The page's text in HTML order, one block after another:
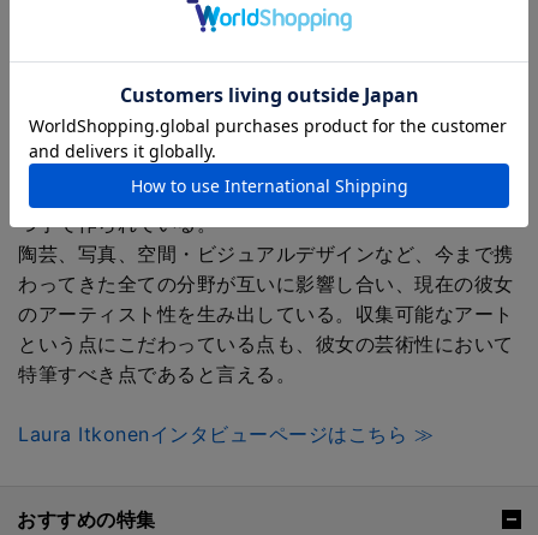
ヘルシンキを拠点に活動するアーティスト・デザイナ
などが充実していた環境で育つ。
彼女の彫刻的、そして建築的なアプローチでもある作品
は、アートとデザインの狭間を行き来しながら、細部ま
で慎重にデザインされ、ヘルシンキのスタジオで一つづ
つ手で作られている。
陶芸、写真、空間・ビジュアルデザインなど、今まで携
わってきた全ての分野が互いに影響し合い、現在の彼女
のアーティスト性を生み出している。収集可能なアート
という点にこだわっている点も、彼女の芸術性において
特筆すべき点であると言える。
Laura Itkonenインタビューページはこちら ≫
おすすめの特集